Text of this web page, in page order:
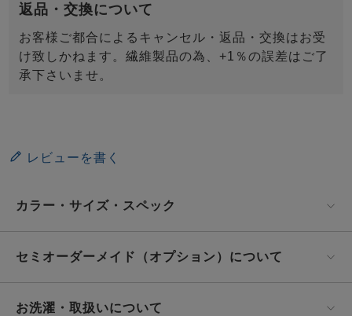
返品・交換について
お客様ご都合によるキャンセル・返品・交換はお受
け致しかねます。繊維製品の為、+1％の誤差はご了
承下さいませ。
レビューを書く
カラー・サイズ・スペック
セミオーダーメイド（オプション）について
お洗濯・取扱いについて